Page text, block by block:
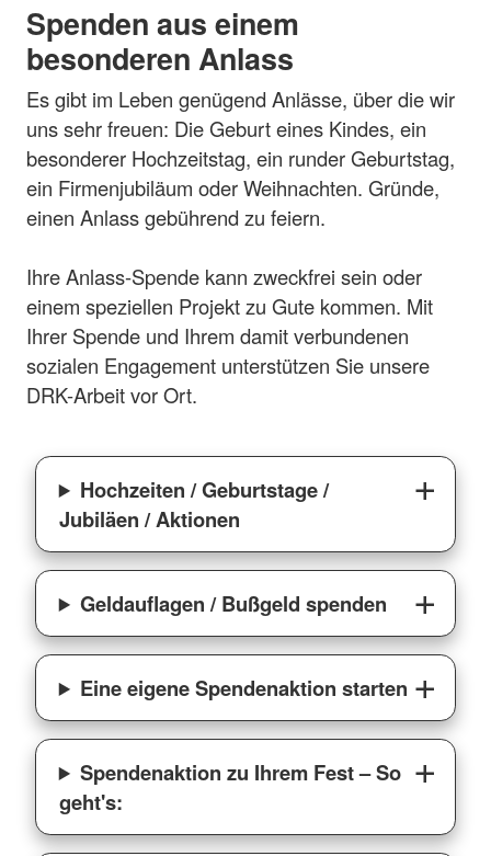
Spenden aus einem
besonderen Anlass
Es gibt im Leben genügend Anlässe, über die wir
uns sehr freuen: Die Geburt eines Kindes, ein
besonderer Hochzeitstag, ein runder Geburtstag,
ein Firmenjubiläum oder Weihnachten. Gründe,
einen Anlass gebührend zu feiern.
Ihre Anlass-Spende kann zweckfrei sein oder
einem speziellen Projekt zu Gute kommen. Mit
Ihrer Spende und Ihrem damit verbundenen
sozialen Engagement unterstützen Sie unsere
DRK-Arbeit vor Ort.
Hochzeiten / Geburtstage /
Jubiläen / Aktionen
Geldauflagen / Bußgeld spenden
Eine eigene Spendenaktion starten
Spendenaktion zu Ihrem Fest – So
geht's: